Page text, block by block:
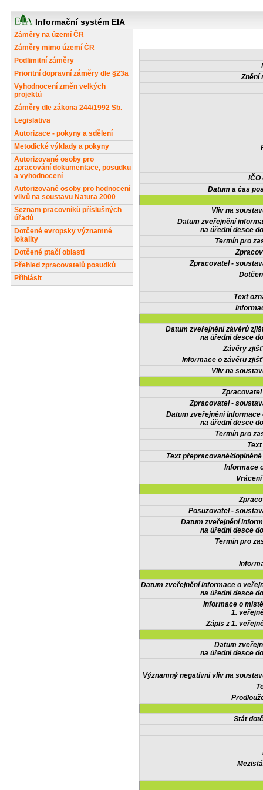
Informační systém EIA
Záměry na území ČR
Záměry mimo území ČR
Podlimitní záměry
Prioritní dopravní záměry dle §23a
Vyhodnocení změn velkých
projektů
Záměry dle zákona 244/1992 Sb.
Legislativa
Autorizace - pokyny a sdělení
Metodické výklady a pokyny
Autorizované osoby pro
zpracování dokumentace, posudku
a vyhodnocení
Autorizované osoby pro hodnocení
vlivů na soustavu Natura 2000
Seznam pracovníků příslušných
úřadů
Dotčené evropsky významné
lokality
Dotčené ptačí oblasti
Přehled zpracovatelů posudků
Přihlásit
Znění
IČO
Datum a čas
Vliv na
Datum zveřejnění
na úřední desce
Termín pro
Zpracovatel -
Text
Datum zveřejnění závěrů
na úřední desce
Závěry
Informace o závěru
Vliv na
Zpracovatel -
Datum zveřejnění informace
na úřední desce
Termín pro
Text přepracované/
Informace
Posuzovatel -
Datum zveřejnění
na úřední desce
Termín pro
Datum zveřejnění informace o
na úřední desce
Informace o
1.
Zápis z 1.
Datum
na úřední desce
Významný negativní vliv na
Stát